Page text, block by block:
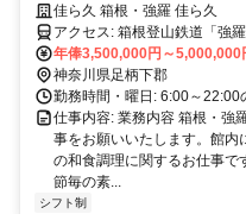
有】佳ら久 箱根・強羅 佳ら久
アクセス: 箱根登山鉄道
年俸3,500,000円～5,000,000
神奈川県足柄下郡
勤務時間・曜日: 6:00～
仕事内容: 業務内容 箱根・強
事をお願いいたします。館内
の和食調理に関するお仕事で
節毎の素...
シフト制